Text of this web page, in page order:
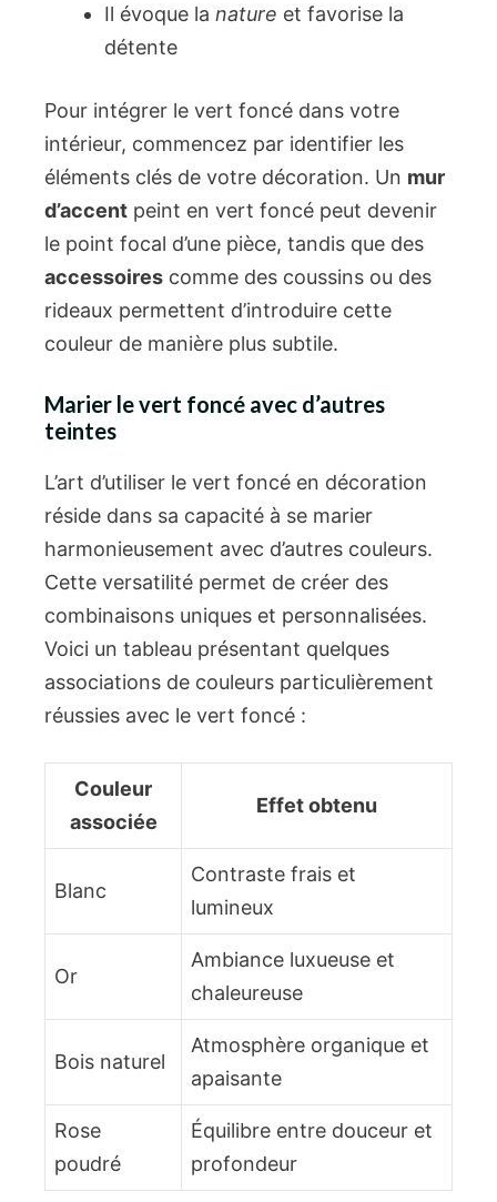
Il évoque la nature et favorise la
détente
Pour intégrer le vert foncé dans votre
intérieur, commencez par identifier les
éléments clés de votre décoration. Un mur
d’accent peint en vert foncé peut devenir
le point focal d’une pièce, tandis que des
accessoires comme des coussins ou des
rideaux permettent d’introduire cette
couleur de manière plus subtile.
Marier le vert foncé avec d’autres
teintes
L’art d’utiliser le vert foncé en décoration
réside dans sa capacité à se marier
harmonieusement avec d’autres couleurs.
Cette versatilité permet de créer des
combinaisons uniques et personnalisées.
Voici un tableau présentant quelques
associations de couleurs particulièrement
réussies avec le vert foncé :
Couleur
associée
Effet obtenu
Blanc
Contraste frais et
lumineux
Or
Ambiance luxueuse et
chaleureuse
Bois naturel
Atmosphère organique et
apaisante
Rose
poudré
Équilibre entre douceur et
profondeur